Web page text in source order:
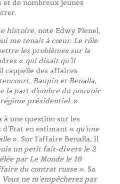
et de nombreux jeunes
histoire, note Edwy Plenel,
me tenait à cœur. Le rôle
les problèmes sur la
« qui disait qu’il
rappelle des affaires
Baupin et Benalla,
la part d’ombre du pouvoir
présidentiel. »
à une question sur les
en estimant « qu’une
». Sur l’affaire Benalla, il
un petit fait-divers le 2
par Le Monde le 18
du contrat russe ». Sa
Vous ne m’empêcherez pas